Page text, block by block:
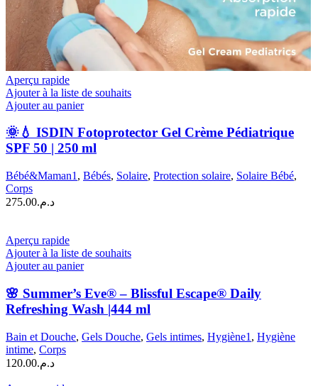
Aperçu rapide
Ajouter à la liste de souhaits
Ajouter au panier
🌞💧 ISDIN Fotoprotector Gel Crème Pédiatrique
SPF 50 | 250 ml
Bébé&Maman1 , Bébés, Solaire, Protection solaire, Solaire Bébé,
Corps
د.م.275.00
Aperçu rapide
Ajouter à la liste de souhaits
Ajouter au panier
🌸 Summer’s Eve® – Blissful Escape® Daily
Refreshing Wash |444 ml
Bain et Douche, Gels Douche, Gels intimes, Hygiène1 , Hygiène
intime, Corps
د.م.120.00